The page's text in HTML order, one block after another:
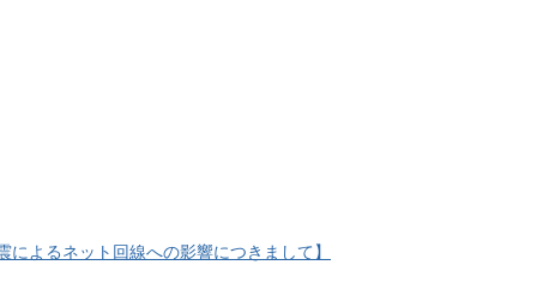
によるネット回線への影響につきまして】